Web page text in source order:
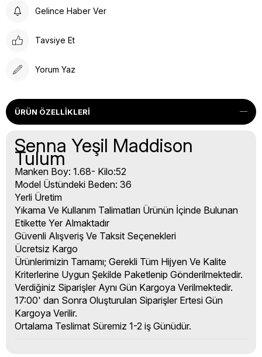
Gelince Haber Ver
Tavsiye Et
Yorum Yaz
ÜRÜN ÖZELLIKLERI
Senna Yeşil Maddison
Tulum
Manken Boy: 1.68- Kilo:52
Model Üstündeki Beden: 36
Yerli Üretim
Yıkama Ve Kullanım Talimatları Ürünün İçinde Bulunan
Etikette Yer Almaktadır
Güvenli Alışveriş Ve Taksit Seçenekleri
Ücretsiz Kargo
Ürünlerimizin Tamamı; Gerekli Tüm Hijyen Ve Kalite
Kriterlerine Uygun Şekilde Paketlenip Gönderilmektedir.
Verdiğiniz Siparişler Aynı Gün Kargoya Verilmektedir.
17:00' dan Sonra Oluşturulan Siparişler Ertesi Gün
Kargoya Verilir.
Ortalama Teslimat Süremiz 1-2 iş Günüdür.